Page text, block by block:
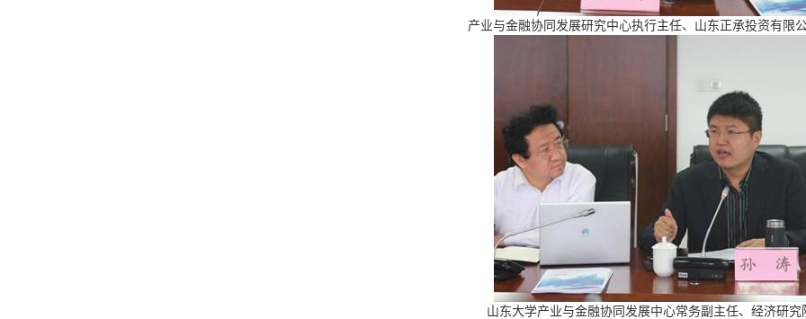
产业与金融协同发展研究中心执行主任、山东正承投资有限
山东大学产业与金融协同发展中心常务副主任、经济研